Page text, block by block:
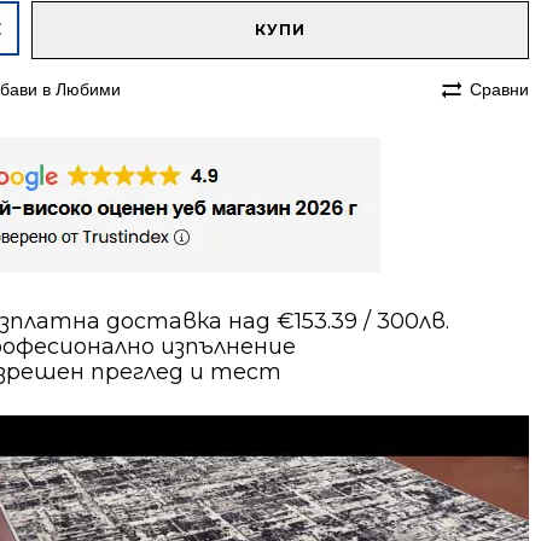
КУПИ
в Любими Сравни
доставка над €153.39 / 300лв.
изпълнение
преглед и тест